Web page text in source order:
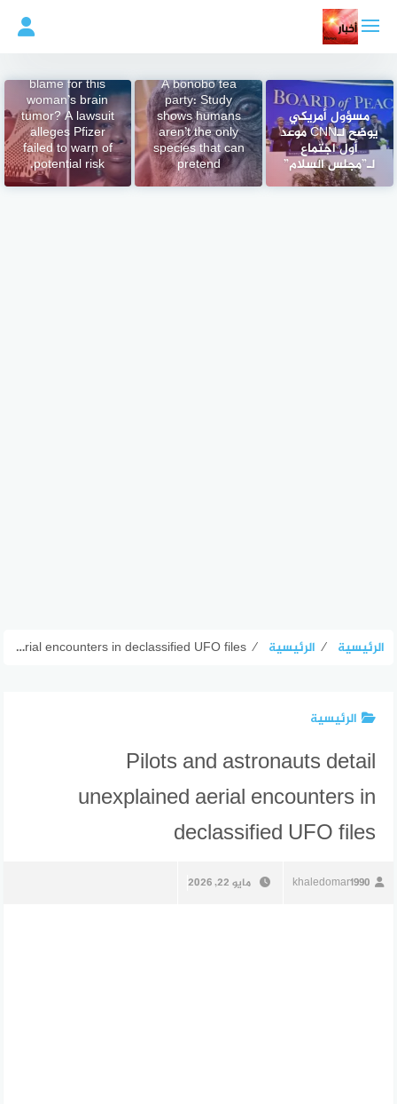
المحتوى
مسؤول أمريكي
يوضح لـCNN موعد
أول اجتماع
لـ”مجلس السلام”
A bonobo tea
party: Study
shows humans
aren’t the only
species that can
pretend
blame for this
woman’s brain
tumor? A lawsuit
alleges Pfizer
failed to warn of
potential risk.
الرئيسية ⁄ الرئيسية ⁄
Pilots and astronauts detail unexplained aerial encounters in declassified UFO files
الرئيسية
Pilots and astronauts detail
unexplained aerial encounters in
declassified UFO files
khaledomar1990 مايو 22, 2026